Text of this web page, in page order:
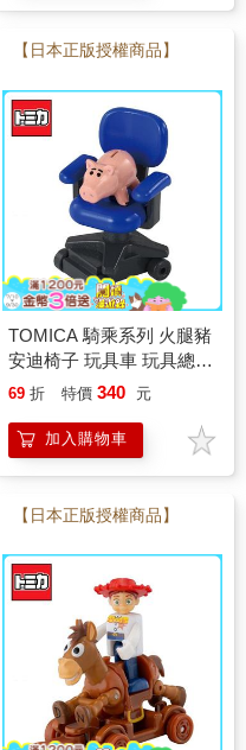
【日本正版授權商品】
TOMICA 騎乘系列 火腿豬
安迪椅子 玩具車 玩具總動
員5 迪士尼 皮克斯 多美小
69 折 特價 340 元
加入購物車
【日本正版授權商品】